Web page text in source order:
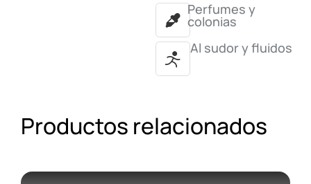
Perfumes y
colonias
Al sudor y fluidos
Productos relacionados